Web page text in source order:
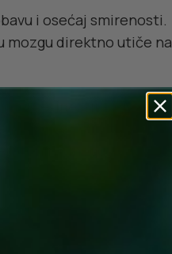
i osećaj smirenosti.
mozgu direktno utiče na
ćuretine, sira, orašastih
kao što su vitamin B6,
omogućava